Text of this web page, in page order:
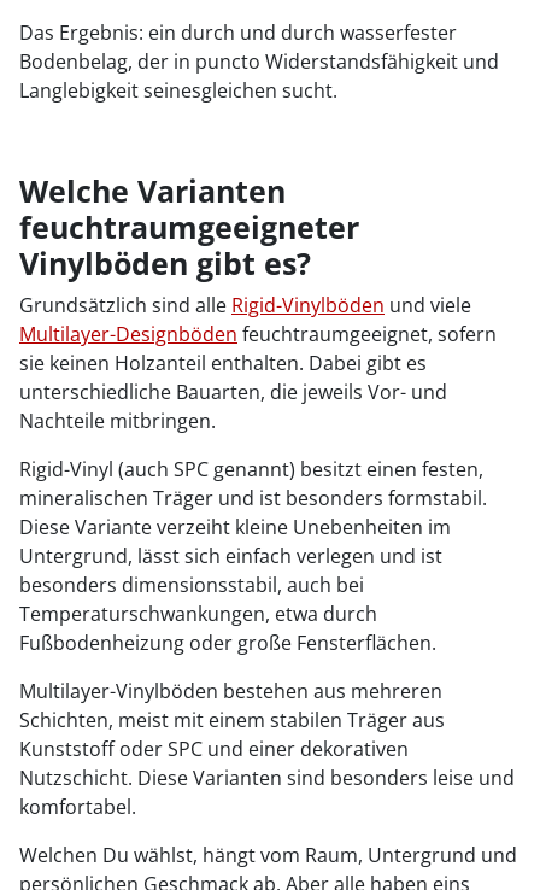
Das Ergebnis: ein durch und durch wasserfester
Bodenbelag, der in puncto Widerstandsfähigkeit und
Langlebigkeit seinesgleichen sucht.
Welche Varianten
feuchtraumgeeigneter
Vinylböden gibt es?
Grundsätzlich sind alle Rigid-Vinylböden und viele
Multilayer-Designböden feuchtraumgeeignet, sofern
sie keinen Holzanteil enthalten. Dabei gibt es
unterschiedliche Bauarten, die jeweils Vor- und
Nachteile mitbringen.
Rigid-Vinyl (auch SPC genannt) besitzt einen festen,
mineralischen Träger und ist besonders formstabil.
Diese Variante verzeiht kleine Unebenheiten im
Untergrund, lässt sich einfach verlegen und ist
besonders dimensionsstabil, auch bei
Temperaturschwankungen, etwa durch
Fußbodenheizung oder große Fensterflächen.
Multilayer-Vinylböden bestehen aus mehreren
Schichten, meist mit einem stabilen Träger aus
Kunststoff oder SPC und einer dekorativen
Nutzschicht. Diese Varianten sind besonders leise und
komfortabel.
Welchen Du wählst, hängt vom Raum, Untergrund und
persönlichen Geschmack ab. Aber alle haben eins